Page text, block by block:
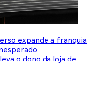
expande a franquia
o dono da loja de